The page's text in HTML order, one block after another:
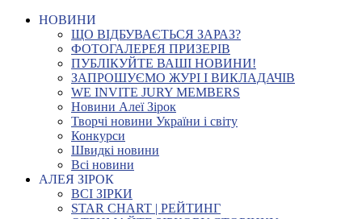
НОВИНИ
ЩО ВІДБУВАЄТЬСЯ ЗАРАЗ?
ФОТОГАЛЕРЕЯ ПРИЗЕРІВ
ПУБЛІКУЙТЕ ВАШІ НОВИНИ!
ЗАПРОШУЄМО ЖУРІ І ВИКЛАДАЧІВ
WE INVITE JURY MEMBERS
Новини Алеї Зірок
Творчі новини України і світу
Конкурси
Швидкі новини
Всі новини
АЛЕЯ ЗІРОК
ВСІ ЗІРКИ
STAR CHART | РЕЙТИНГ